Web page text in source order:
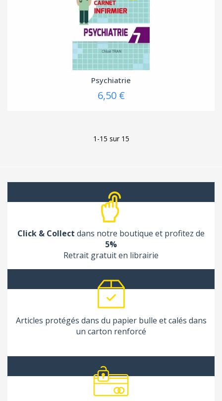
Psychiatrie
6,50 €
1-15 sur 15
Click & Collect dans notre boutique et profitez de
5%
Retrait gratuit en librairie
Articles protégés dans du papier bulle et calés dans
un carton renforcé